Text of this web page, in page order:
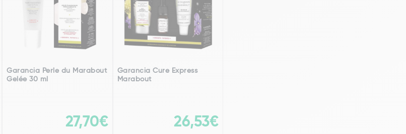
Garancia Perle du Marabout
Gelée 30 ml
27,70€
Garancia Cure Express
Marabout
26,53€